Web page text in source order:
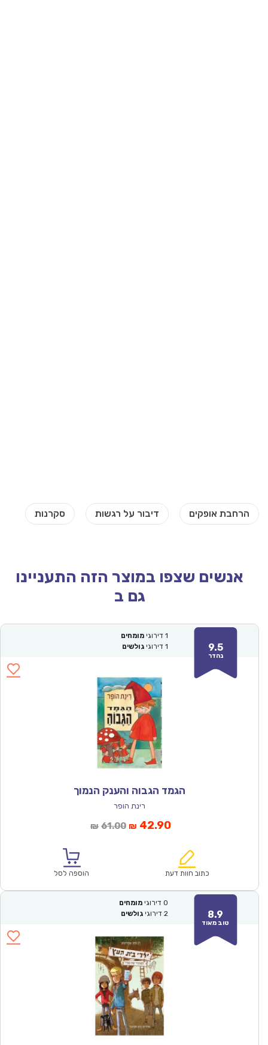
אנשים שצפו במוצר הזה התעניינו
גם ב
9.5
נהדר
1 דירוגי מומחים
1 דירוגי גולשים
הגמד הגבוה והענק הנמוך
רינת הופר
₪ 61.00המחיר
₪61.00.
₪ 42.90המחיר
הוא:
כתוב חוות דעת הוספה לסל
8.9
טוב מאוד
0 דירוגי מומחים
2 דירוגי גולשים